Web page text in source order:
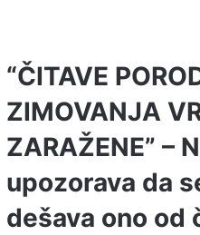
“ČITAVE
ZIMOVANJA
ZARAŽENE” –
upozorava da
dešava ono od